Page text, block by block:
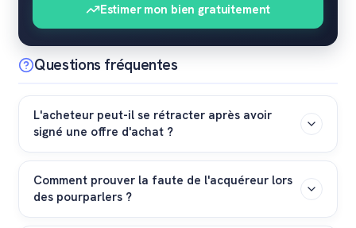
Estimer mon bien gratuitement
Questions fréquentes
L'acheteur peut-il se rétracter après avoir
signé une offre d'achat ?
Oui. En Suisse, un contrat de vente immobilière exige la
forme authentique devant un notaire. Une simple offre
sous seing privé ne suffit pas pour obliger l'acheteur à
conclure la transaction. Toutefois, une annulation
Comment prouver la faute de l'acquéreur lors
des pourparlers ?